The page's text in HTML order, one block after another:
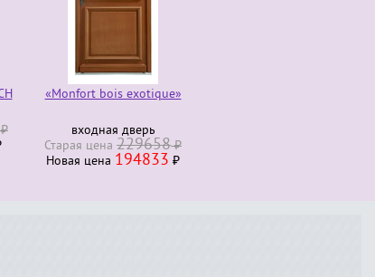
«Morlanne bois exotique»
входная дверь
Старая ценa
Новая ценa209327